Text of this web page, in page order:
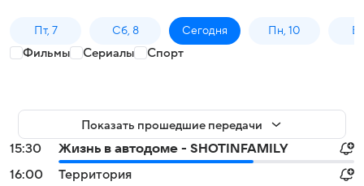
Пт, 7 Сб, 8 Сегодня Пн, 10
Фильмы Сериалы Спорт
Показать прошедшие передачи
15:30
Жизнь в автодоме - SHOTINFAMILY
16:00
Территория